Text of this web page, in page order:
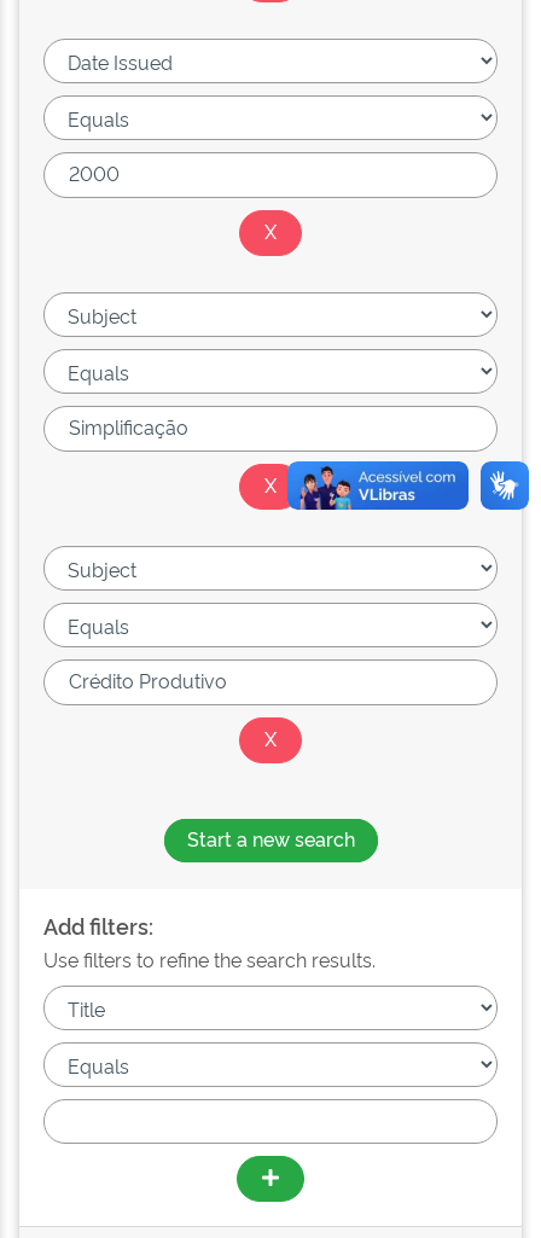
Start a new search
Add filters:
Use filters to refine the search results.